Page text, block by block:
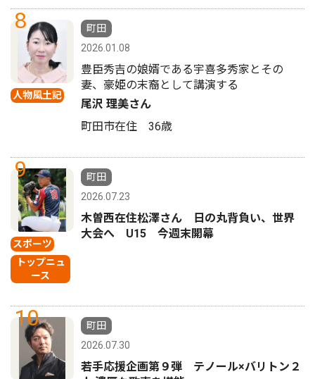
8
人物風土記
町田
2026.01.08
豊臣秀吉の娘婿である宇喜多秀家とその
妻、豪姫の末裔として講演する
尾沢 理美さん
町田市在住 36歳
9
スポーツ
トップニュ
ース
町田
2026.07.23
木曽西在住松澤さん 日の丸背負い、世界
大会へ U15 今週末開幕
10
町田
2026.07.30
若手応援企画第９弾 テノール×バリトン２